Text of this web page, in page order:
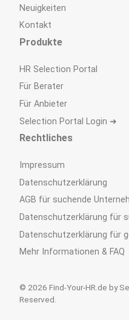
Neuigkeiten
Kontakt
Produkte
HR Selection Portal
Für Berater
Für Anbieter
Selection Portal Login ➜
Rechtliches
Impressum
Datenschutzerklärung
AGB für suchende
Datenschutzerklärung für
Datenschutzerklärung für
Mehr Informationen & FAQ
© 2026 Find-Your-HR.de by
Reserved.